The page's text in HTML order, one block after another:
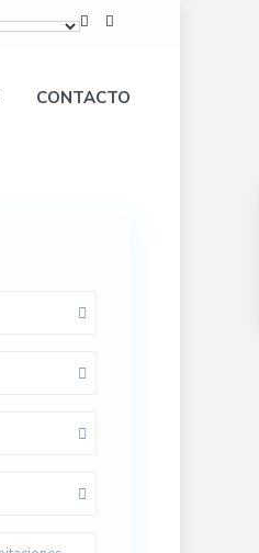
CONTACTO